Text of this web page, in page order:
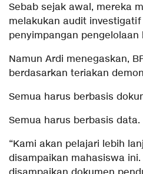
Sebab sejak awal, mereka
melakukan audit
penyimpangan pengelolaan
Namun Ardi menegaskan,
berdasarkan teriakan
Semua harus berbasis
Semua harus berbasis data.
“Kami akan pelajari lebih
disampaikan mahasiswa